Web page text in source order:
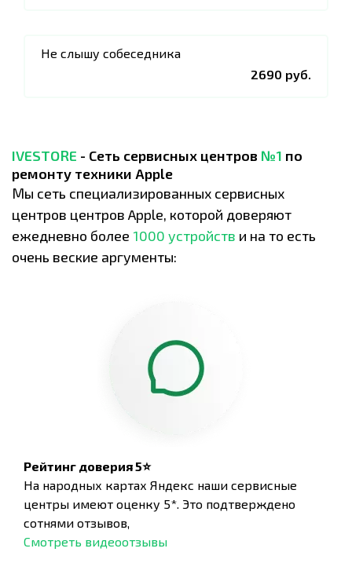
Не слышу собеседника
2690 руб.
IVESTORE - Сеть сервисных центров №1 по
ремонту техники Apple
Мы сеть специализированных сервисных
центров центров Apple, которой доверяют
ежедневно более 1000 устройств и на то есть
очень веские аргументы:
Рейтинг доверия 5⭐
На народных картах Яндекс наши сервисные
центры имеют оценку 5*. Это подтверждено
сотнями отзывов,
Смотреть видеоотзывы